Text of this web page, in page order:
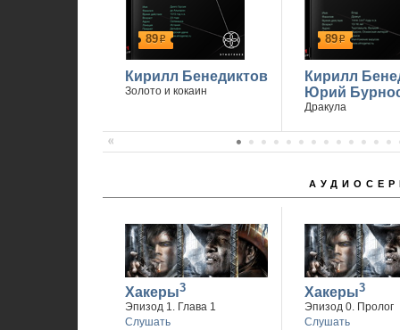
89р
Кирилл Бенедиктов
Золото и кокаин
89р
Кирилл
Юрий
Дракула
Хакеры3
Эпизод 1. Глава 1
Слушать
Хакеры3
Эпизод 0. Пролог
Слушать